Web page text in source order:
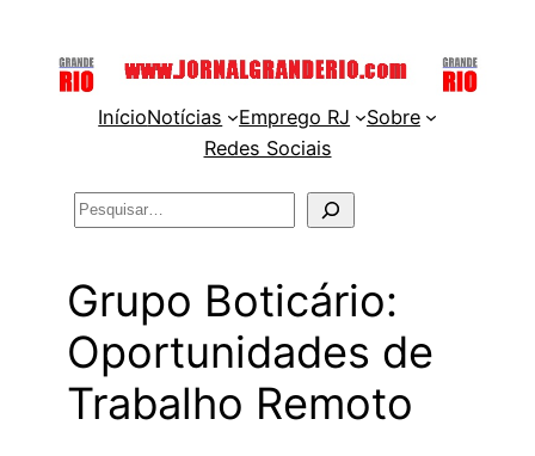
InícioNotícias Emprego RJ
Sobre
Redes Sociais
Pesquisar
Grupo Boticário:
Oportunidades de
Trabalho Remoto